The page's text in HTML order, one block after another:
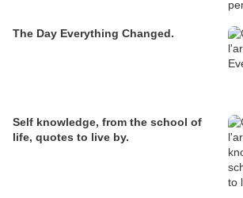
The Day Everything Changed.
Self knowledge, from the school of
life, quotes to live by.